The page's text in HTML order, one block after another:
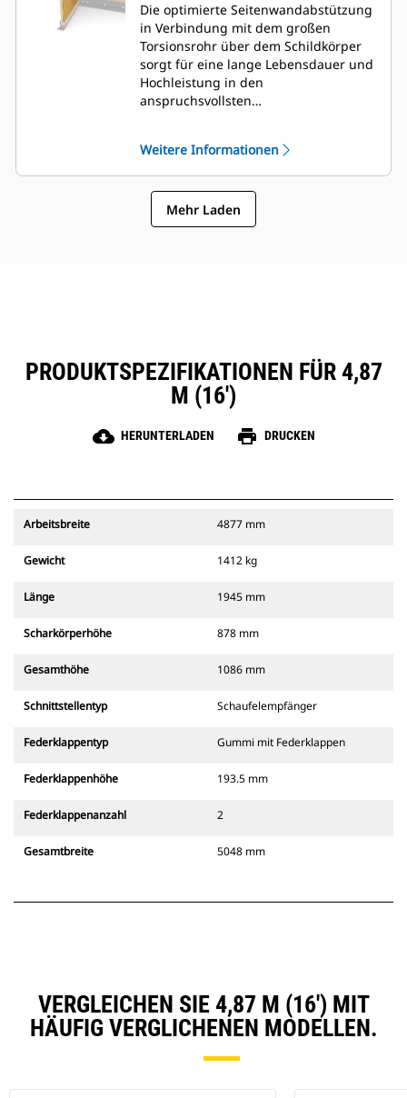
Die optimierte Seitenwandabstützung
in Verbindung mit dem großen
Torsionsrohr über dem Schildkörper
sorgt für eine lange Lebensdauer und
Hochleistung in den
anspruchsvollsten
konstruiert, dass sie die Anhaftung
von Schnee auf dem Schildkörper
minimiert und darüber hinaus eine
hervorragende Unterstützung für die
äußeren Schubbereiche bietet.
Weitere Informationen
Mehr Laden
PRODUKTSPEZIFIKATIONEN FÜR 4,87
M (16')
cloud_download HERUNTERLADEN print DRUCKEN
Arbeitsbreite 4877 mm
Gewicht 1412 kg
Länge 1945 mm
Scharkörperhöhe 878 mm
Gesamthöhe 1086 mm
Schnittstellentyp Schaufelempfänger
Federklappentyp Gummi mit Federklappen
Federklappenhöhe 193.5 mm
Federklappenanzahl 2
Gesamtbreite 5048 mm
VERGLEICHEN SIE 4,87 M (16') MIT
HÄUFIG VERGLICHENEN MODELLEN.